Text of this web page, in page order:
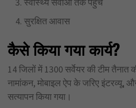
सुरक्षित आवास
कैसे किया गया कार्य?
14 जिलों में 1300 सर्वेयर की टीम तैनात
नामांकन, मोबाइल ऐप के जरिए इंटरव्यू,
सत्यापन किया गया।